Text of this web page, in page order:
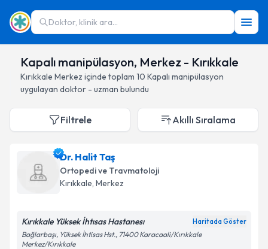
Doktor, klinik ara...
Kapalı manipülasyon, Merkez - Kırıkkale
Kırıkkale Merkez içinde toplam 10 Kapalı manipülasyon
uygulayan doktor - uzman bulundu
Filtrele Akıllı Sıralama
Dr. Halit Taş
Ortopedi ve Travmatoloji
Kırıkkale, Merkez
Kırıkkale Yüksek İhtısas Hastanesı Haritada Göster
Bağlarbaşı, Yüksek İhtisas Hst., 71400 Karacaali/Kırıkkale
Merkez/Kırıkkale